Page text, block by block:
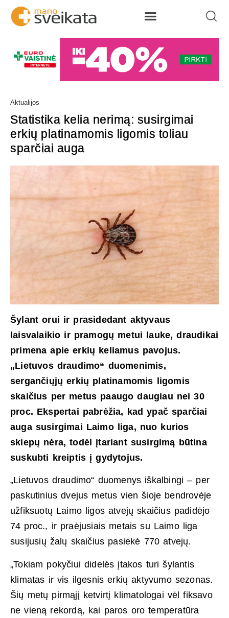
Aktualijos
Statistika kelia nerimą: susirgimai
erkių platinamomis ligomis toliau
sparčiai auga
Šylant orui ir prasidedant aktyvaus
laisvalaikio ir pramogų metui lauke, draudikai
primena apie erkių keliamus pavojus.
„Lietuvos draudimo“ duomenimis,
sergančiųjų erkių platinamomis ligomis
skaičius per metus paaugo daugiau nei 30
proc. Ekspertai pabrėžia, kad ypač sparčiai
auga susirgimai Laimo liga, nuo kurios
skiepų nėra, todėl įtariant susirgimą būtina
suskubti kreiptis į gydytojus.
„Lietuvos draudimo“ duomenys iškalbingi – per
paskutinius dvejus metus vien šioje bendrovėje
užfiksuotų Laimo ligos atvejų skaičius padidėjo
74 proc., ir praėjusiais metais su Laimo liga
susijusių žalų skaičius pasiekė 770 atvejų.
„Tokiam pokyčiui didelės įtakos turi šylantis
klimatas ir vis ilgesnis erkių aktyvumo sezonas.
Šių metų pirmąjį ketvirtį klimatologai vėl fiksavo
ne vieną rekordą, kai paros oro temperatūra